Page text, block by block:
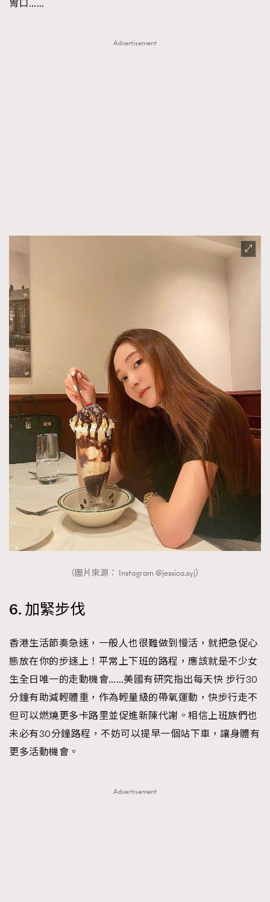
胃口……
Advertisement
（圖片來源： Instagram @jessica.syj）
6. 加緊步伐
香港生活節奏急速，一般人也很難做到慢活，就把急促心
態放在你的步速上！平常上下班的路程，應該就是不少女
生全日唯一的走動機會……美國有研究指出每天快 步行30
分鐘有助減輕體重，作為輕量級的帶氧運動，快步行走不
但可以燃燒更多卡路里並促進新陳代謝。相信上班族們也
未必有30分鐘路程，不妨可以提早一個站下車，讓身體有
更多活動機會。
Advertisement